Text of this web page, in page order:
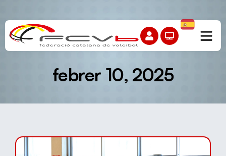
febrer 10, 2025